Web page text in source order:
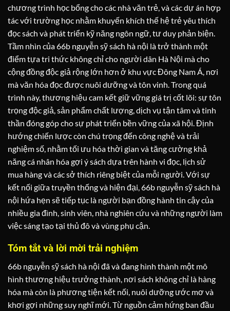
chương trình học bổng cho các nhà văn trẻ, và các dự án hợp
tác với trường học nhằm khuyến khích thế hệ trẻ yêu thích
đọc sách và phát triển kỹ năng ngôn ngữ, tư duy phản biện.
Tầm nhìn của 66b nguyễn sỹ sách hà nội là trở thành một
điểm tựa tri thức không chỉ cho người dân Hà Nội mà cho
cộng đồng độc giả rộng lớn hơn ở khu vực Đông Nam Á, nơi
mà văn hóa đọc được nuôi dưỡng và tôn vinh. Trong quá
trình này, thương hiệu cam kết giữ vững giá trị cốt lõi: sự tôn
trọng độc giả, sản phẩm chất lượng, dịch vụ tận tâm và tinh
thần đóng góp cho sự phát triển bền vững của xã hội. Định
hướng chiến lược còn chú trọng đến công nghệ và trải
nghiệm số, nhằm tối ưu hóa thời gian và tăng cường khả
năng cá nhân hóa gợi ý sách dựa trên hành vi đọc, lịch sử
mua hàng và các sở thích riêng biệt của mỗi người. Với sự
kết nối giữa truyền thống và hiện đại, 66b nguyễn sỹ sách hà
nội hứa hẹn sẽ tiếp tục là người bạn đồng hành tin cậy của
nhiều gia đình, sinh viên, nhà nghiên cứu và những người làm
việc sáng tạo tại thủ đô và vùng phụ cận.
Tóm tắt và lời mời trải nghiệm
66b nguyễn sỹ sách hà nội đã và đang hình thành một mô
hình thương hiệu trưởng thành, nơi sách không chỉ là hàng
hóa mà còn là phương tiện kết nối, nuôi dưỡng ước mơ và
khơi gợi những suy nghĩ mới. Từ nguồn cảm hứng ban đầu